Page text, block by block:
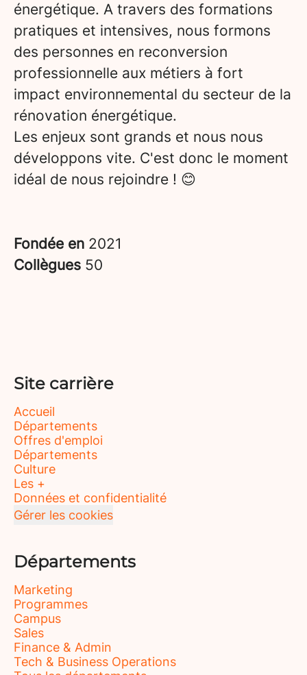
énergétique. A travers des formations
pratiques et intensives, nous formons
des personnes en reconversion
professionnelle aux métiers à fort
impact environnemental du secteur de la
rénovation énergétique.
Les enjeux sont grands et nous nous
développons vite. C'est donc le moment
idéal de nous rejoindre ! 😊
Fondée en 2021
Collègues 50
Site carrière
Accueil
Départements
Offres d'emploi
Départements
Culture
Les +
Données et confidentialité
Gérer les cookies
Départements
Marketing
Programmes
Campus
Sales
Finance & Admin
Tech & Business Operations